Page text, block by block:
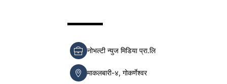
नोभल्टी न्युज मिडिया प्रा.लि
माकलबारी-४, गोकर्णेश्वर